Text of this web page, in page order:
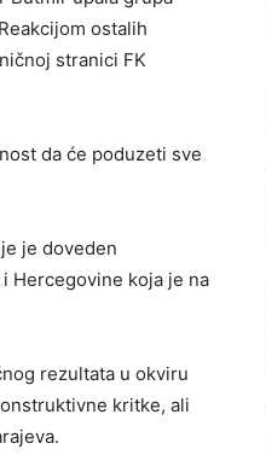
ostalih
stranici FK
da će poduzeti sve
je doveden
Hercegovine koja je na
rezultata u okviru
kritke, ali